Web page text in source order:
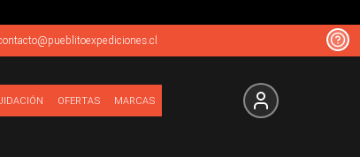
OFERTAS MARCAS